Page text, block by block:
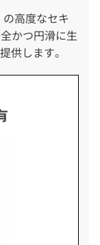
高度なセキ
かつ円滑に生
供します。